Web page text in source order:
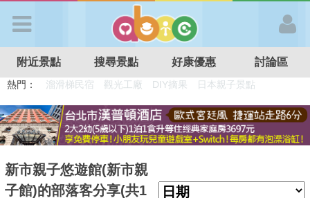
APP登入
首 頁
附近景點 搜尋景點 好康優惠 討論區
熱門： 溜滑梯民宿 觀光工廠 DIY摘果
日本親子景點
新市親子悠遊館(新市親
子館)的部落客分享(共1